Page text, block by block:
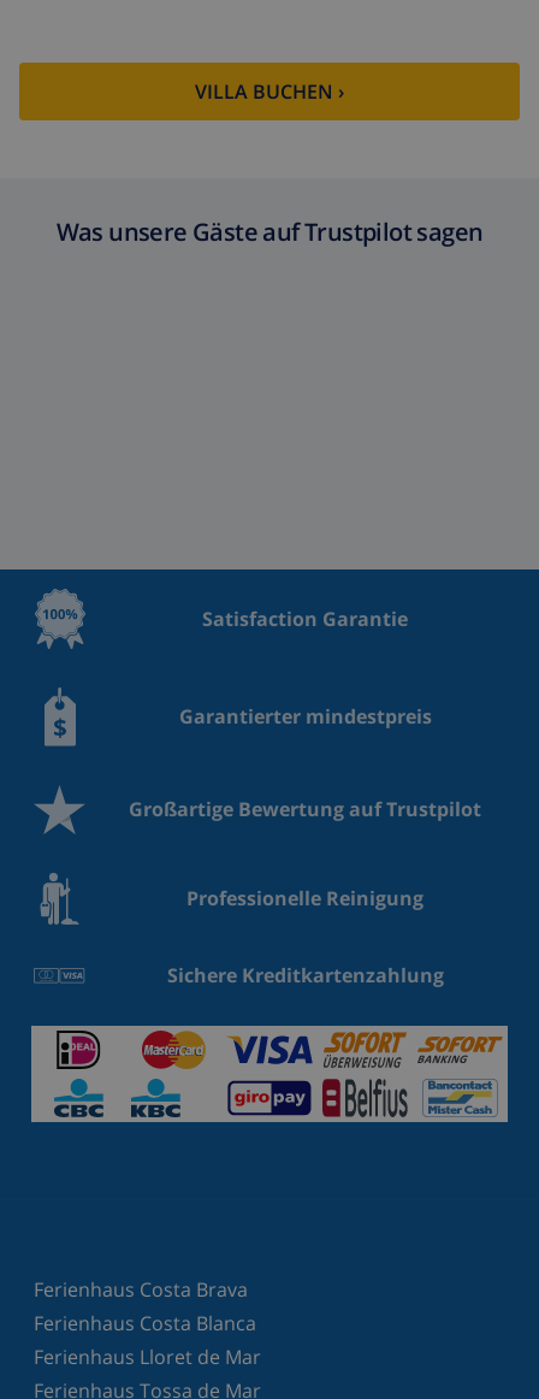
VILLA BUCHEN ›
Was unsere Gäste auf Trustpilot sagen
Satisfaction Garantie
Garantierter mindestpreis
Großartige Bewertung auf Trustpilot
Professionelle Reinigung
Sichere Kreditkartenzahlung
Ferienhaus Costa Brava
Ferienhaus Costa Blanca
Ferienhaus Lloret de Mar
Ferienhaus Tossa de Mar